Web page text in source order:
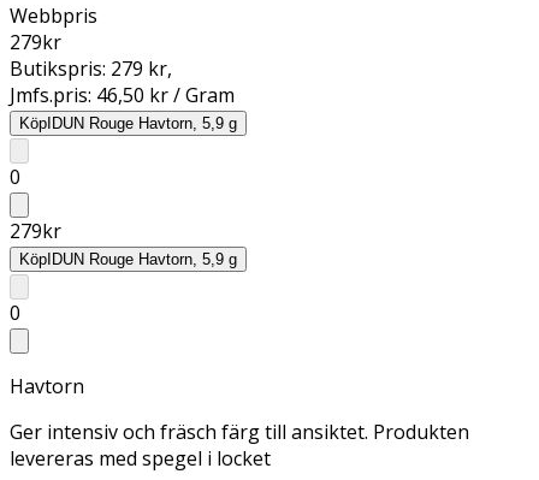
Webbpris
279kr
Butikspris: 279 kr,
Jmfs.pris: 46,50 kr / Gram
KöpIDUN Rouge Havtorn, 5,9 g
0
279kr
KöpIDUN Rouge Havtorn, 5,9 g
0
Havtorn
Ger intensiv och fräsch färg till ansiktet. Produkten
levereras med spegel i locket